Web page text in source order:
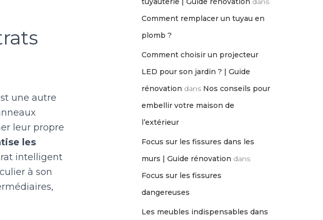
une autre
leur propre
les
intelligent
à son
Comment remplacer un tuyau en
plomb ?
Comment choisir un projecteur
LED pour son jardin ? | Guide
rénovation dans Nos conseils pour
embellir votre maison de
l’extérieur
Focus sur les fissures dans les
murs | Guide rénovation dans
Focus sur les fissures
dangereuses
Les meubles indispensables dans